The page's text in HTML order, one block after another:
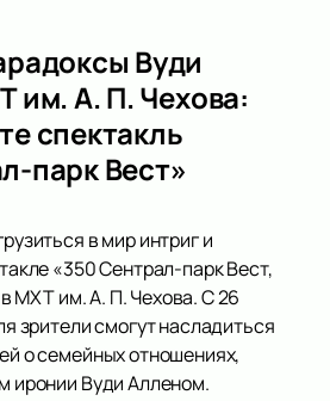
Вуди
им. А. П. Чехова:
спектакль
парк Вест»
в мир интриг и
«350 Сентрал-парк Вест,
в МХТ им. А. П. Чехова. С 26
зрители смогут насладиться
о семейных отношениях,
иронии Вуди Алленом.